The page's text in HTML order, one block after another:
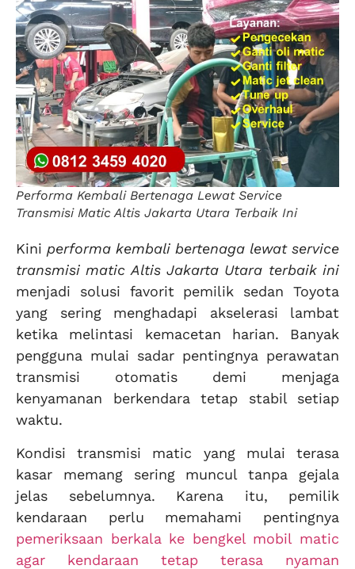
Performa Kembali Bertenaga Lewat Service
Transmisi Matic Altis Jakarta Utara Terbaik Ini
Kini performa kembali bertenaga lewat service
transmisi matic Altis Jakarta Utara terbaik ini
menjadi solusi favorit pemilik sedan Toyota
yang sering menghadapi akselerasi lambat
ketika melintasi kemacetan harian. Banyak
pengguna mulai sadar pentingnya perawatan
transmisi otomatis demi menjaga
kenyamanan berkendara tetap stabil setiap
waktu.
Kondisi transmisi matic yang mulai terasa
kasar memang sering muncul tanpa gejala
jelas sebelumnya. Karena itu, pemilik
kendaraan perlu memahami pentingnya
pemeriksaan berkala ke bengkel mobil matic
agar kendaraan tetap terasa nyaman